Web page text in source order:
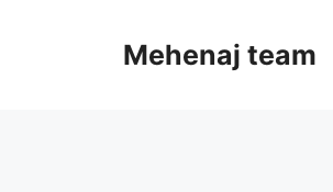
Mehenaj team